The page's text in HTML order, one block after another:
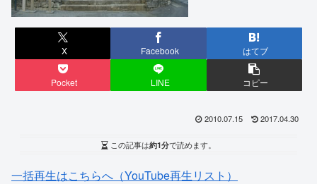
X Facebook はてブ
Pocket LINE コピー
2010.07.15 2017.04.30
この記事は約1分で読めます。
一括再生はこちらへ（YouTube再生リスト）